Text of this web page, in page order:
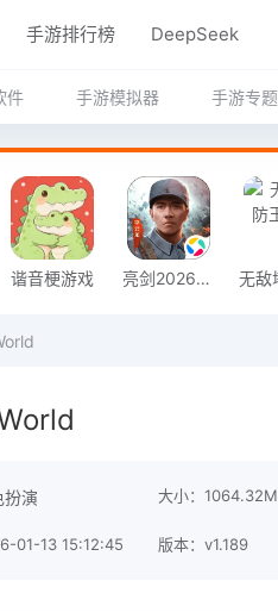
手游排行榜 DeepSeek
件 手游模拟器 手游专题
谐音梗游戏 亮剑2026官方版
扮演 大小：
01-13 15:12:45 版本：v1.189